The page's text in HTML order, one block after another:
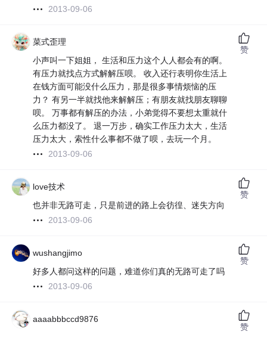
2013-09-06
菜式歪理
小声叫一下姐姐， 生活和压力这个人人都会有的啊。
有压力就找点方式解解压呗。 收入还行表明你生活上
在钱方面可能没什么压力，那是很多事情烦恼的压
力？ 有另一半就找他来解解压；有朋友就找朋友聊聊
呗。 万事都有解压的办法，小弟觉得不要想太重就什
么压力都没了。 退一万步，确实工作压力太大，生活
压力太大，索性什么事都不做了呗，去玩一个月。
2013-09-06
赞
love技术
也并非无路可走，只是前进的路上会彷徨、迷失方向
2013-09-06
赞
wushangjimo
好多人都问这样的问题，难道你们真的无路可走了吗
2013-09-06
赞
aaaabbbccd9876
赞